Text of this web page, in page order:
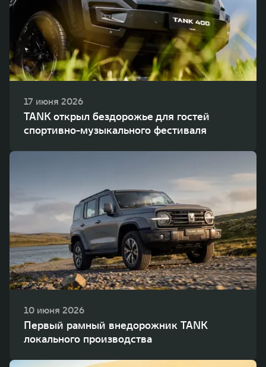
17 июня 2026
TANK открыл бездорожье для гостей
спортивно-музыкального фестиваля
10 июня 2026
Первый рамный внедорожник TANK
локального производства